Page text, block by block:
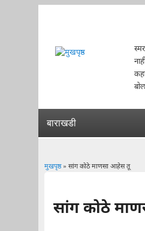
मुखपृष्ठ» सांग कोठे माणसा आहेस तू
सांग कोठे